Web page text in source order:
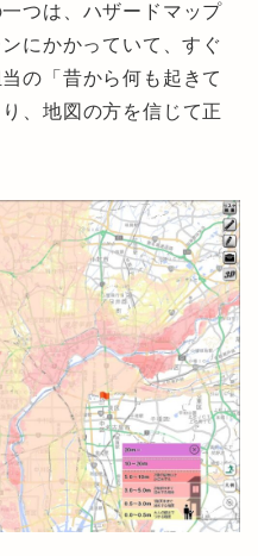
つは、ハザードマップ
にかかっていて、すぐ
の「昔から何も起きて
、地図の方を信じて正